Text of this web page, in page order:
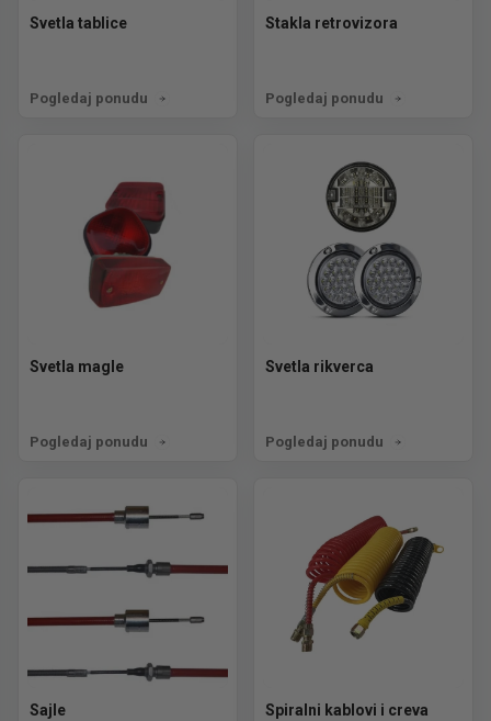
Svetla tablice
Pogledaj ponudu
Stakla retrovizora
Pogledaj ponudu
Svetla magle
Pogledaj ponudu
Svetla rikverca
Pogledaj ponudu
Sajle Spiralni kablovi i creva